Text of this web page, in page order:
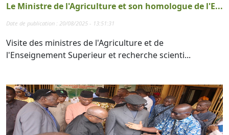
Le Ministre de l'Agriculture et son homologue de l'E...
Date de publication : 20/08/2025 - 13:51:31
Visite des ministres de l'Agriculture et de
l'Enseignement Superieur et recherche scienti...